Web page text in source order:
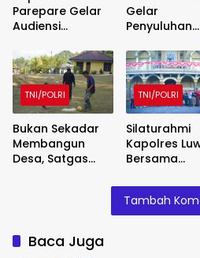
Parepare Gelar
Audiensi
Pemkot Terkait
Penertiban PKL
Gelar
Penyuluhan
Hukum,
Tanamkan
Kesadaran
Berbangsa
Taat Aturan
Kampung
TNI/POLRI
Bukan Sekadar
Membangun
Desa, Satgas
Anak Kampung
Sesor
TNI/POLRI
Silaturahmi
Kapolres
Bersama
Toraja
Kemitraan
Kamtibmas
Tambah
Baca Juga